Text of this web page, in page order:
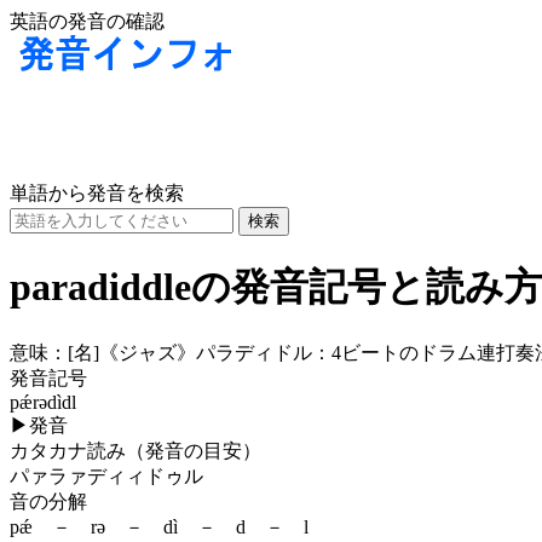
英語の発音の確認
単語から発音を検索
paradiddleの発音記号と読み方
意味： [名] 《ジャズ》パラディドル：4ビートのドラム連打奏
発音記号
pǽrədìdl
▶発音
カタカナ読み（発音の目安）
パァラァディィドゥル
音の分解
pǽ － rə － dì － d － l